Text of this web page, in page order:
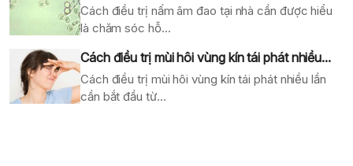
Cách điều trị nấm âm đao tại nhà cần được hiểu
là chăm sóc hỗ...
Cách điều trị mùi hôi vùng kín tái phát nhiều...
Cách điều trị mùi hôi vùng kín tái phát nhiều lần
cần bắt đầu từ...